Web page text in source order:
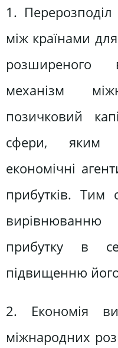
1. Перерозподіл
між країнами
розширеного
механізм
позичковий
сфери, яким
економічні
прибутків. Тим
прибутку в
підвищенню
2. Економія
міжнародних